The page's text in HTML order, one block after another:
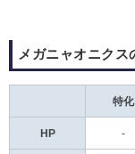
メガニャオニク
特化
HP -